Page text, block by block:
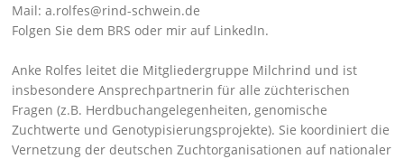
Mail: a.rolfes@rind-schwein.de
Folgen Sie dem BRS oder mir auf LinkedIn.
Anke Rolfes leitet die Mitgliedergruppe Milchrind und ist
insbesondere Ansprechpartnerin für alle züchterischen
Fragen (z.B. Herdbuchangelegenheiten, genomische
Zuchtwerte und Genotypisierungsprojekte). Sie koordiniert die
Vernetzung der deutschen Zuchtorganisationen auf nationaler